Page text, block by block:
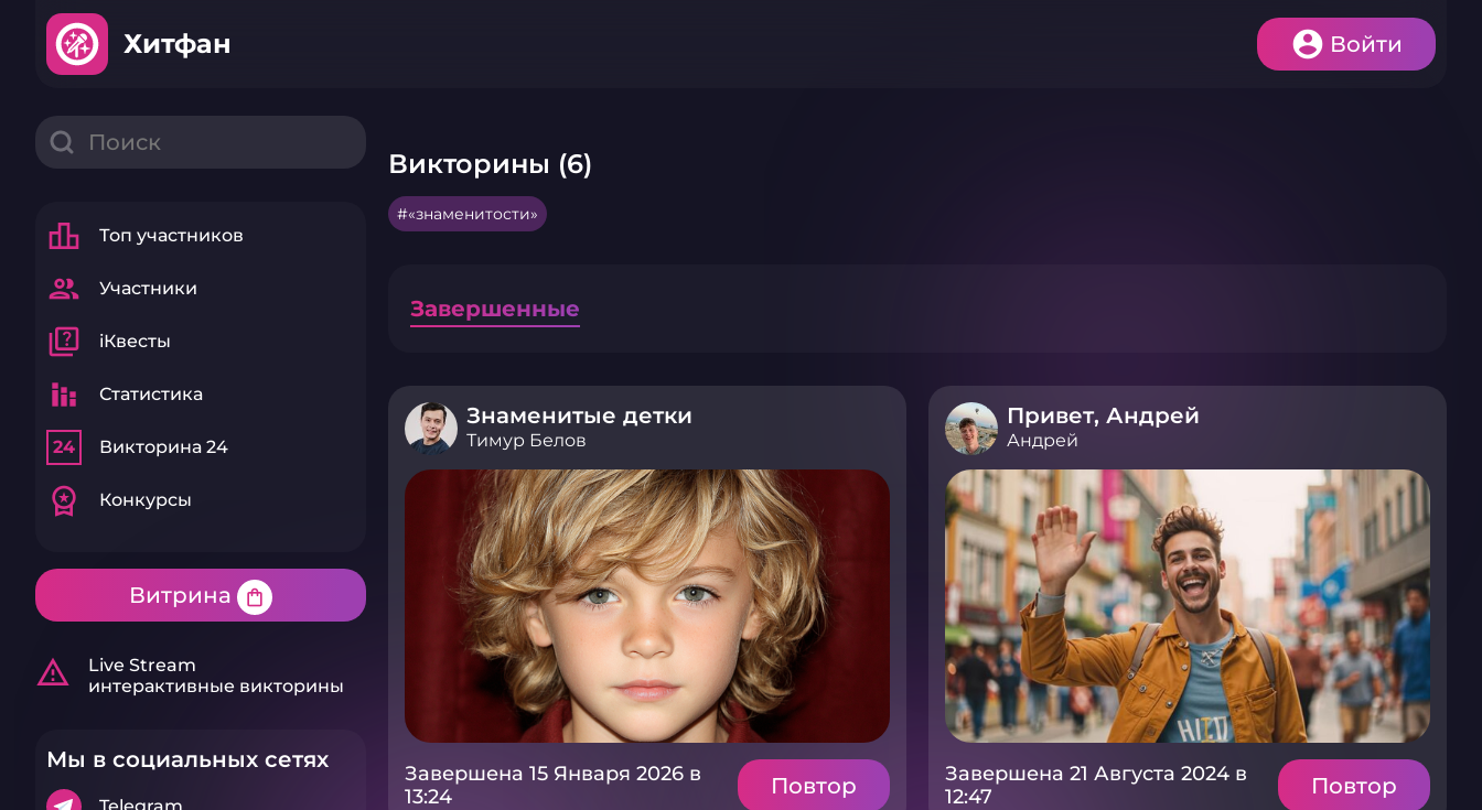
Хитфан Войти
leaderboard Топ участников
group Участники
quiz iКвесты
stacked_bar_chart Статистика
24 Викторина 24
workspace_premium Конкурсы
Витрина shopping_bag
warning_amber
Live Stream
интерактивные викторины
Мы в социальных сетях
Викторины (6)
«знаменитости»
Завершенные
Знаменитые детки
Тимур Белов
Завершена 15 Января 2026 в
13:24
Повтор
Привет, Андрей
Андрей
Завершена 21 Августа 2024 в
12:47
Повтор